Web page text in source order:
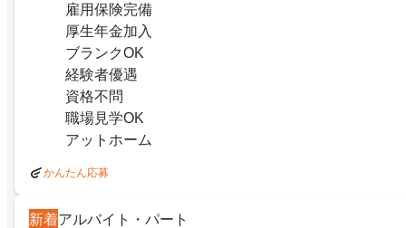
雇用保険完備
厚生年金加入
ブランクOK
経験者優遇
資格不問
職場見学OK
アットホーム
かんたん応募
新着アルバイト・パート